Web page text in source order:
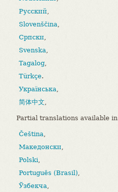
Русский,
Slovenščina,
Српски,
Svenska,
Tagalog,
Türkçe.
Українська,
简体中文,
Partial translations available in
Čeština,
Македонски,
Polski,
Português (Brasil),
Ўзбекча,